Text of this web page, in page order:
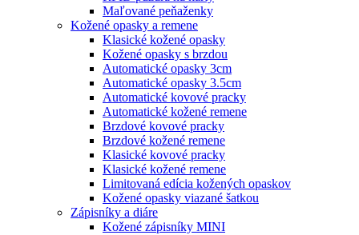
Maľované peňaženky
Kožené opasky a remene
Klasické kožené opasky
Kožené opasky s brzdou
Automatické opasky 3cm
Automatické opasky 3.5cm
Automatické kovové pracky
Automatické kožené remene
Brzdové kovové pracky
Brzdové kožené remene
Klasické kovové pracky
Klasické kožené remene
Limitovaná edícia kožených opaskov
Kožené opasky viazané šatkou
Zápisníky a diáre
Kožené zápisníky MINI